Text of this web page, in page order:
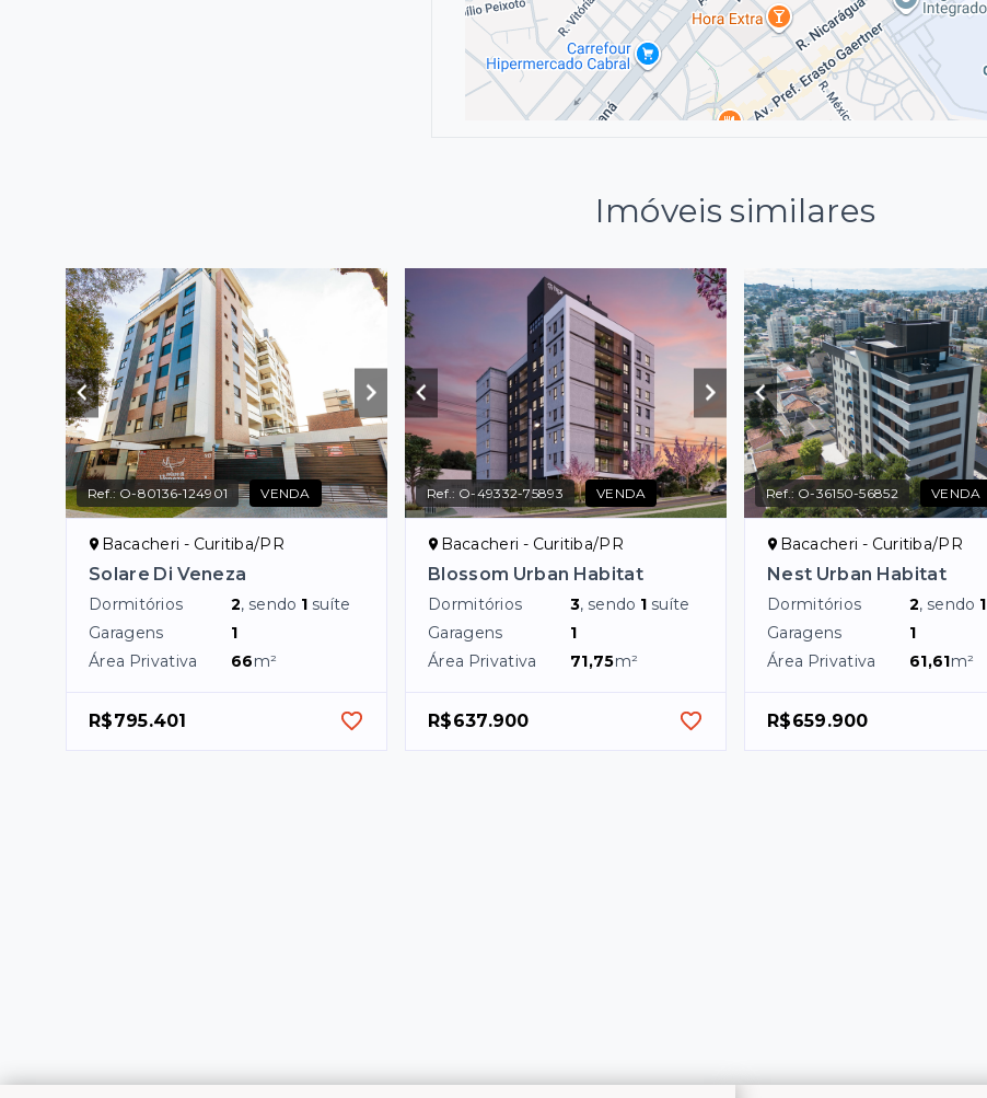
Imóveis similares
Ref.: O-80136-124901 VENDA
Bacacheri - Curitiba/PR
Solare Di Veneza
Dormitórios 2, sendo 1 suíte
Garagens
1
Área Privativa
66m²
R$795.401
Ref.: O-49332-75893 VENDA
Bacacheri - Curitiba/PR
Blossom Urban Habitat
Dormitórios 3, sendo 1 suíte
Garagens
1
Área Privativa
71,75m²
R$637.900
Ref.: O-36150-56852 VENDA
Bacacheri - Curitiba/PR
Nest Urban Habitat
Dormitórios 2, sendo 1
Garagens
1
Área Privativa
61,61m²
R$659.900